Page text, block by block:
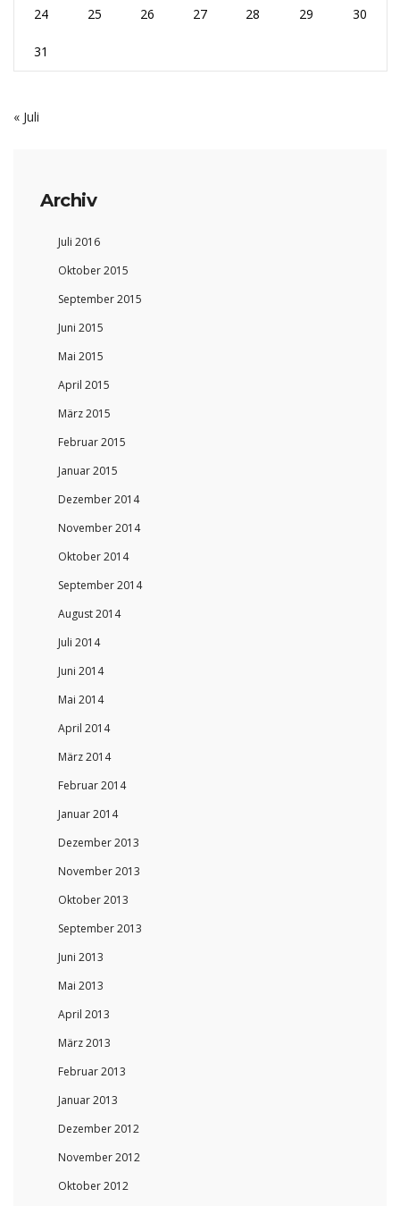
24 25 26 27 28 29 30
31
« Juli
Archiv
Juli 2016
Oktober 2015
September 2015
Juni 2015
Mai 2015
April 2015
März 2015
Februar 2015
Januar 2015
Dezember 2014
November 2014
Oktober 2014
September 2014
August 2014
Juli 2014
Juni 2014
Mai 2014
April 2014
März 2014
Februar 2014
Januar 2014
Dezember 2013
November 2013
Oktober 2013
September 2013
Juni 2013
Mai 2013
April 2013
März 2013
Februar 2013
Januar 2013
Dezember 2012
November 2012
Oktober 2012